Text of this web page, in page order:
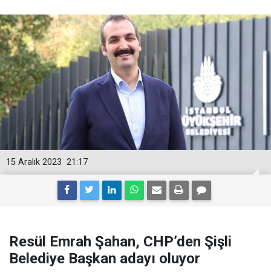
21:17
15 Aralık 2023
Resül Emrah Şahan, CHP’den Şişli
Belediye Başkan adayı oluyor